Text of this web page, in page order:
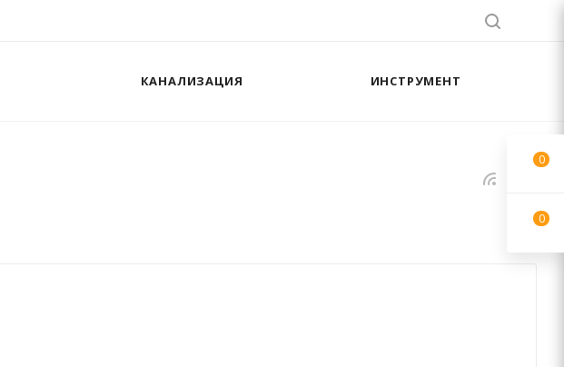
КАНАЛИЗАЦИЯ ИНСТРУМЕНТ
0
0